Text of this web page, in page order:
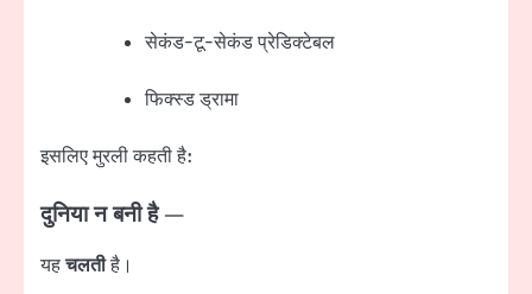
सेकंड-टू-सेकंड प्रेडिक्टेबल
फिक्स्ड ड्रामा
इसलिए मुरली कहती है:
दुनिया न बनी है —
यहचलतीहै।